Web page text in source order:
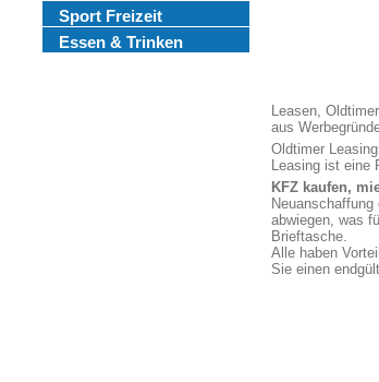
Sport Freizeit
Essen & Trinken
Leasen,
aus
Oldtimer
Leasing ist eine
KFZ kaufen,
abwiegen, was
Brieftasche.
Alle haben
Sie einen